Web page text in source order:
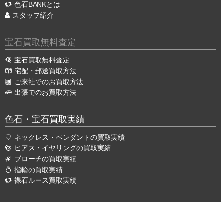
色石BANKとは
スタッフ紹介
宝石買取無料査定
宝石買取無料査定
宅配・郵送買取方法
ご来社でのお買取方法
出張でのお買取方法
色石・宝石買取実績
ネックレス・ペンダントの買取実績
ピアス・イヤリングの買取実績
ブローチの買取実績
指輪の買取実績
裸石ルース買取実績